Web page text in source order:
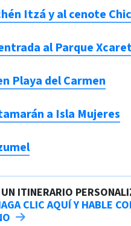
Itzá y al cenote
al Parque
Playa del Carmen
a Isla Mujeres
ITINERARIO
CLIC AQUÍ Y HABLE